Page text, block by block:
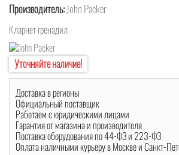
Производитель: John Packer
Кларнет гренадил
Уточняйте наличие!
Доставка в регионы
Официальный поставщик
Работаем с юридическими лицами
Гарантия от магазина и производителя
Поставка оборудования по 44-ФЗ и 223-ФЗ
Оплата наличными курьеру в Москве и Санкт-